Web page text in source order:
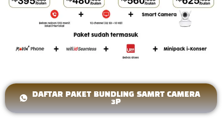
DAFTAR PAKET BUNDLING SAMRT CAMERA
3P